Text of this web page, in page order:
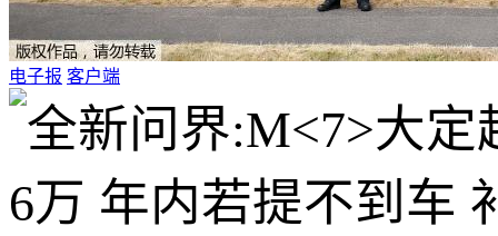
电子报 客户端